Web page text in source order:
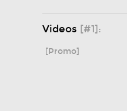
Videos [#1]:
[Promo]